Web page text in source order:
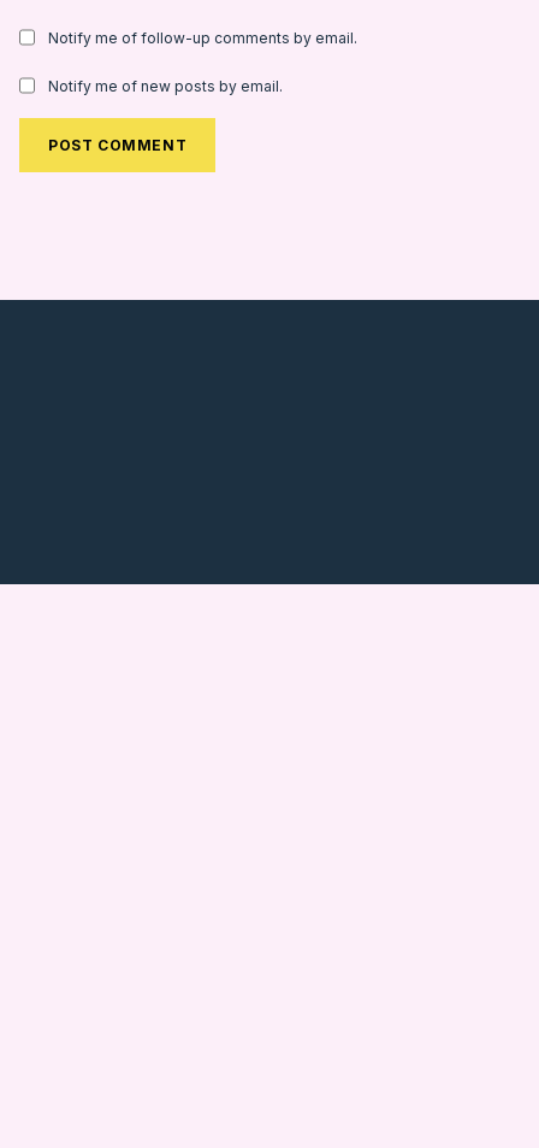
Notify me of follow-up comments by email.
Notify me of new posts by email.